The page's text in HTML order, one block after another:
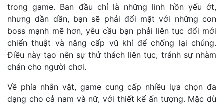
trong game. Ban đầu chỉ là những linh hồn yếu ớt,
nhưng dần dần, bạn sẽ phải đối mặt với những con
boss mạnh mẽ hơn, yêu cầu bạn phải liên tục đổi mới
chiến thuật và nâng cấp vũ khí để chống lại chúng.
Điều này tạo nên sự thử thách liên tục, tránh sự nhàm
chán cho người chơi.
Về phía nhân vật, game cung cấp nhiều lựa chọn đa
dạng cho cả nam và nữ, với thiết kế ấn tượng. Mặc dù